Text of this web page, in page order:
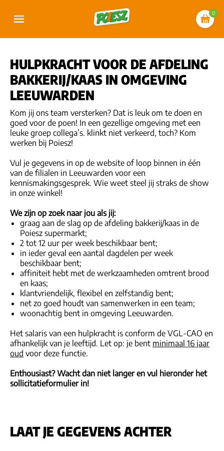
0
HULPKRACHT VOOR DE AFDELING
BAKKERIJ/KAAS IN OMGEVING
LEEUWARDEN
Kom jij ons team versterken? Dat is leuk om te doen en
goed voor de poen! In een gezellige omgeving met een
leuke groep collega’s. klinkt niet verkeerd, toch? Kom
werken bij Poiesz!
Vul je gegevens in op de website of loop binnen in één
van de filialen in Leeuwarden voor een
kennismakingsgesprek. Wie weet steel jij straks de show
in onze winkel!
We zijn op zoek naar jou als jij:
graag aan de slag op de afdeling bakkerij/kaas in de
Poiesz supermarkt;
2 tot 12 uur per week beschikbaar bent;
in ieder geval een aantal dagdelen per week
beschikbaar bent;
affiniteit hebt met de werkzaamheden omtrent brood
en kaas;
klantvriendelijk, flexibel en zelfstandig bent;
net zo goed houdt van samenwerken in een team;
woonachtig bent in omgeving Leeuwarden.
Het salaris van een hulpkracht is conform de VGL-CAO en
afhankelijk van je leeftijd. Let op: je bent minimaal 16 jaar
oud voor deze functie.
Enthousiast? Wacht dan niet langer en vul hieronder het
sollicitatieformulier in!
LAAT JE GEGEVENS ACHTER